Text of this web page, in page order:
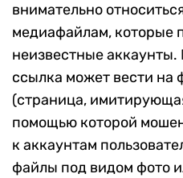
внимательно
медиафайлам, которые
неизвестные аккаунты.
ссылка может вести на
(страница,
помощью которой
к аккаунтам
файлы под видом фото